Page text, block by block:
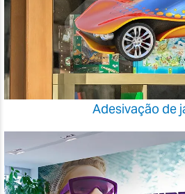
Adesivação de